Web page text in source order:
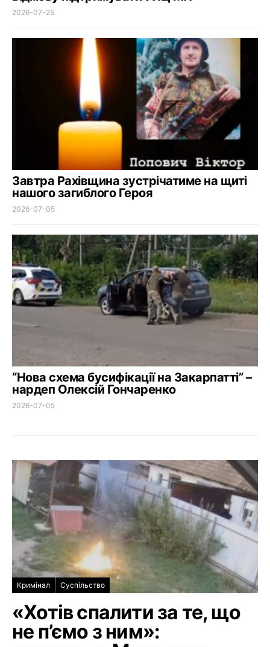
2026-07-25
Завтра Рахівщина зустрічатиме на щиті
нашого загиблого Героя
2026-07-05
“Нова схема бусифікації на Закарпатті” –
нардеп Олексій Гончаренко
2026-07-05
Кримінал Суспільство
«Хотів спалити за те, що
не п’ємо з ним»: